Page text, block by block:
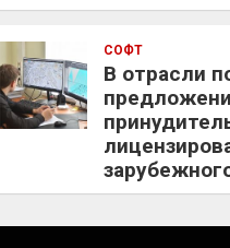
СОФТ
В отрасли